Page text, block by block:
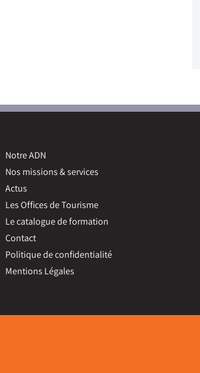
Notre ADN
Nos missions & services
Actus
Les Offices de Tourisme
Le catalogue de formation
Contact
Politique de confidentialité
Mentions Légales